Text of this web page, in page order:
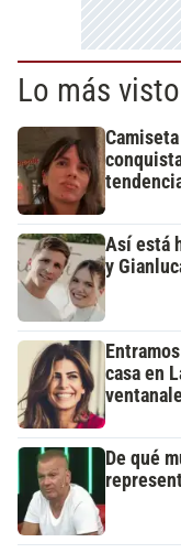
Lo más visto
Así está
y
casa en
De qué